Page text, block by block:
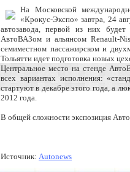
На Московской
«Крокус-Экспо» завтра, 24
автозавода, первой из них
АвтоВАЗом и альянсом Renault-
семиместном пассажирском и
Тольятти идет подготовка новых
Центральное место на стенде
всех вариантах исполнения:
стартуют в декабре этого года, а
2012 года.
В общей сложности экспозиция
Источник: Autonews